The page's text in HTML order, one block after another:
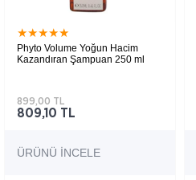
★★★★★
Phyto Volume Yoğun Hacim
Kazandıran Şampuan 250 ml
809,10 TL
899,00 TL
ÜRÜNÜ İNCELE